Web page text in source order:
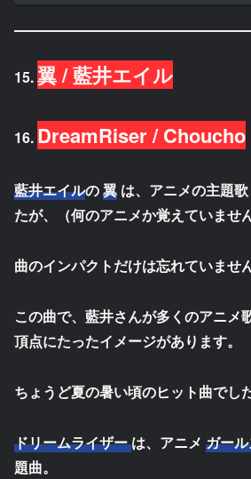
15.翼 /藍井エイル
16. DreamRiser / Choucho
藍井エイルの翼 は、アニメの主題
たが、（何のアニメか覚えていませ
曲のインパクトだけは忘れていません
この曲で、藍井さんが多くのアニメ
頂点にたったイメージがあります。
ちょうど夏の暑い頃のヒット曲でした
ドリームライザーは、アニメ ガー
題曲。